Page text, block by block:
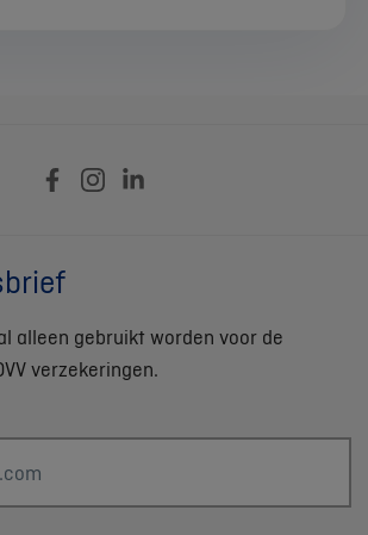
alleen gebruikt worden voor de
verzekeringen.